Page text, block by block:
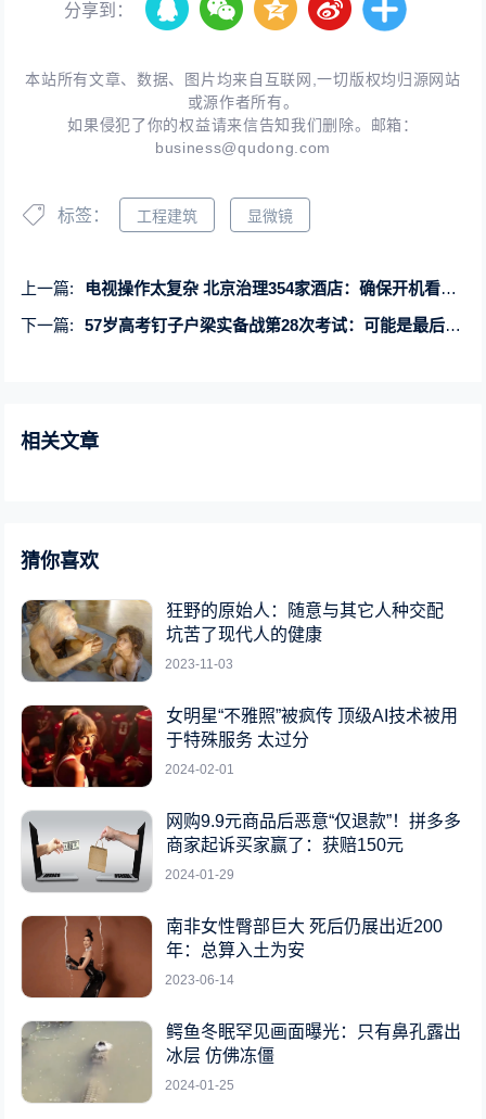
分享到：
本站所有文章、数据、图片均来自互联网,一切版权均归源网站
或源作者所有。
如果侵犯了你的权益请来信告知我们删除。邮箱：
business@qudong.com
标签： 工程建筑 显微镜
上一篇:
电视操作太复杂 北京治理354家酒店：确保开机看直播
下一篇:
57岁高考钉子户梁实备战第28次考试：可能是最后一次了
相关文章
猜你喜欢
狂野的原始人：随意与其它人种交配
坑苦了现代人的健康
2023-11-03
女明星“不雅照”被疯传 顶级AI技术被用
于特殊服务 太过分
2024-02-01
网购9.9元商品后恶意“仅退款”！拼多多
商家起诉买家赢了：获赔150元
2024-01-29
南非女性臀部巨大 死后仍展出近200
年：总算入土为安
2023-06-14
鳄鱼冬眠罕见画面曝光：只有鼻孔露出
冰层 仿佛冻僵
2024-01-25